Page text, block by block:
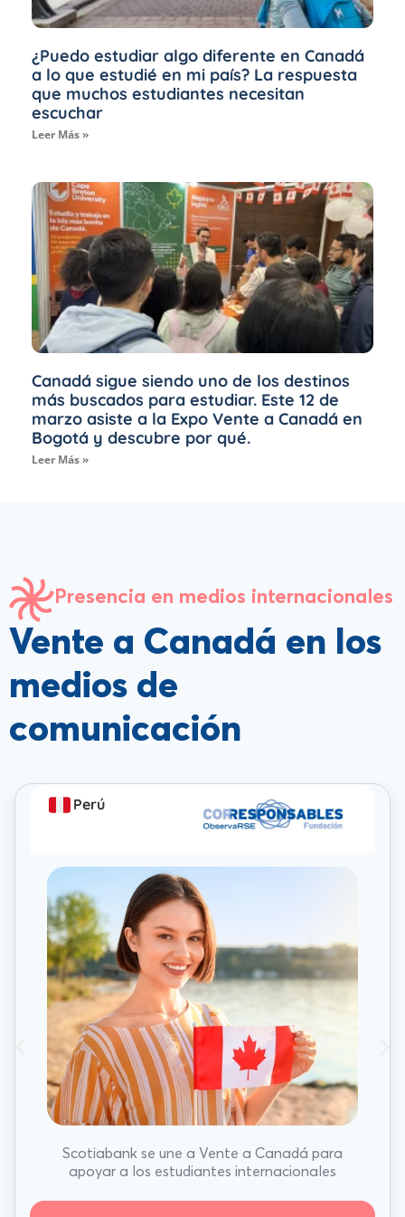
¿Puedo estudiar algo diferente en Canadá
a lo que estudié en mi país? La respuesta
que muchos estudiantes necesitan
escuchar
Leer Más »
Canadá sigue siendo uno de los destinos
más buscados para estudiar. Este 12 de
marzo asiste a la Expo Vente a Canadá en
Bogotá y descubre por qué.
Leer Más »
Presencia en medios internacionales
Vente a Canadá en los
medios de
comunicación
Perú
Scotiabank se une a Vente a Canadá para
apoyar a los estudiantes internacionales